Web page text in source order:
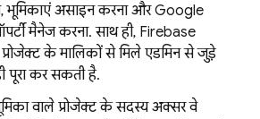
असाइन करना औरGoogle
मैनेज करना. साथ ही, Firebase
प्रोजेक्ट के मालिकों से मिले एडमिन से जुड़े
पूरा कर सकती है.
वाले प्रोजेक्ट के सदस्य अक्सर वे